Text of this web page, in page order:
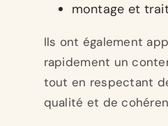
montage et
Ils ont également
rapidement un
tout en respectant
qualité et de